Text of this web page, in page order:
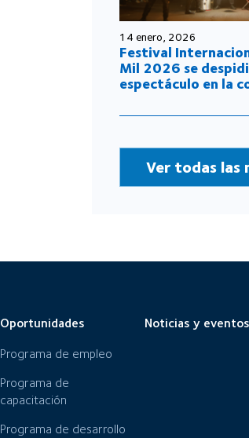
14 enero, 2026
Festival
Mil 2026 se
espectáculo en la
Ver todas las
Oportunidades
Programa de empleo
Programa de
capacitación
Programa de desarrollo
Noticias y eventos